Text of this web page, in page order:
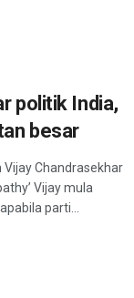
politik India,
besar
Chandrasekhar
Vijay mula
parti...